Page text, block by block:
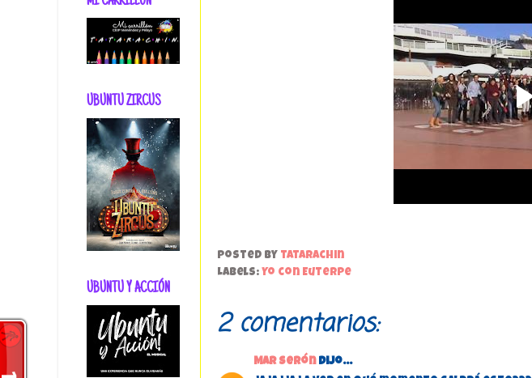
Posted by tatarachin
Labels: Yo con Euterpe
2 comentarios:
Mar Serón dijo...
UBUNTU ZIRCUS
UBUNTU Y ACCIÓN